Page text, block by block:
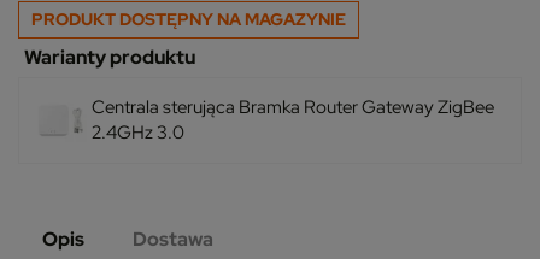
PRODUKT DOSTĘPNY NA MAGAZYNIE
Warianty produktu
Centrala sterująca Bramka Router Gateway ZigBee
2.4GHz 3.0
Opis Dostawa